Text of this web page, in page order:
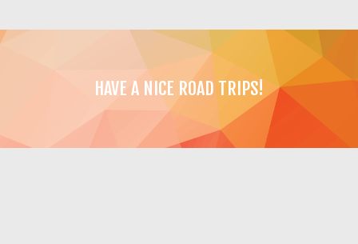
HAVE A NICE ROAD TRIPS!